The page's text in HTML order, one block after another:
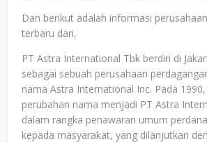
Dan berikut adalah informasi
terbaru dari,
PT Astra International Tbk berdiri di
sebagai sebuah perusahaan
nama Astra International Inc. Pada
perubahan nama menjadi PT Astra
dalam rangka penawaran umum
kepada masyarakat, yang dilanjutkan